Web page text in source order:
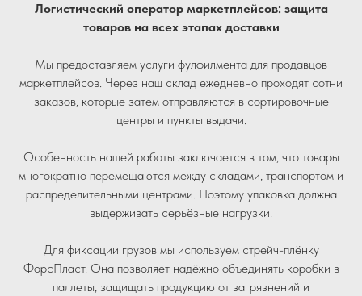
Логистический оператор маркетплейсов: защита
товаров на всех этапах доставки
Мы предоставляем услуги фулфилмента для продавцов
маркетплейсов. Через наш склад ежедневно проходят сотни
заказов, которые затем отправляются в сортировочные
центры и пункты выдачи.
Особенность нашей работы заключается в том, что товары
многократно перемещаются между складами, транспортом и
распределительными центрами. Поэтому упаковка должна
выдерживать серьёзные нагрузки.
Для фиксации грузов мы используем стрейч-плёнку
ФорсПласт. Она позволяет надёжно объединять коробки в
паллеты, защищать продукцию от загрязнений и